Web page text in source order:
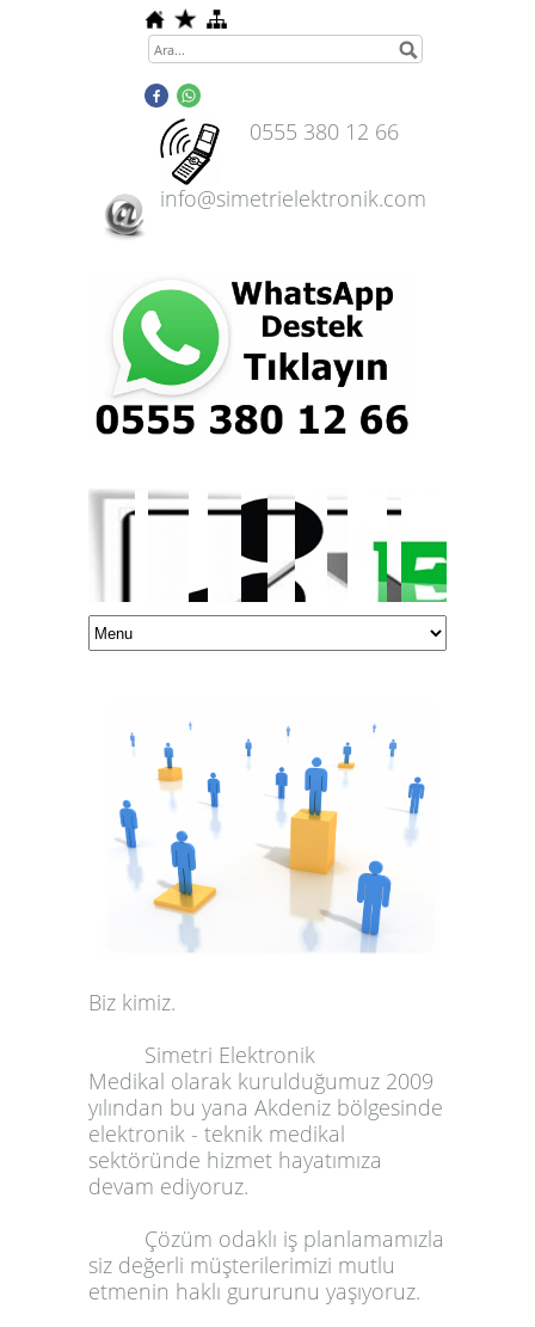
0555 380 12 66
info@simetrielektronik.com
Biz kimiz.
Simetri Elektronik
Medikal olarak kurulduğumuz 2009
yılından bu yana Akdeniz bölgesinde
elektronik - teknik medikal
sektöründe hizmet hayatımıza
devam ediyoruz.
Çözüm odaklı iş planlamamızla
siz değerli müşterilerimizi mutlu
etmenin haklı gururunu yaşıyoruz.